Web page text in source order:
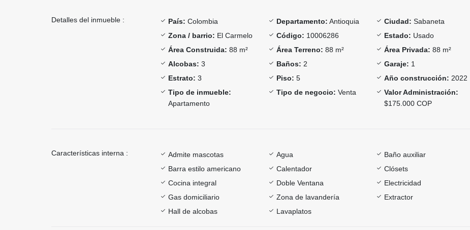
Detalles del inmueble : País: Colombia Departamento: Antioquia Ciudad: Sabaneta
Zona / barrio: El Carmelo Código: 10006286 Estado: Usado
Área Construida: 88 m² Área Terreno: 88 m² Área Privada: 88 m²
Alcobas: 3 Baños: 2 Garaje: 1
Estrato: 3 Piso: 5 Año construcción: 2022
Tipo de inmueble:
Apartamento
Tipo de negocio: Venta
Valor Administración:
$175.000 COP
Características interna : Admite mascotas Agua
Baño auxiliar
Barra estilo americano
Calentador
Clósets
Cocina integral
Doble Ventana
Electricidad
Gas domiciliario
Zona de lavandería
Extractor
Hall de alcobas
Lavaplatos